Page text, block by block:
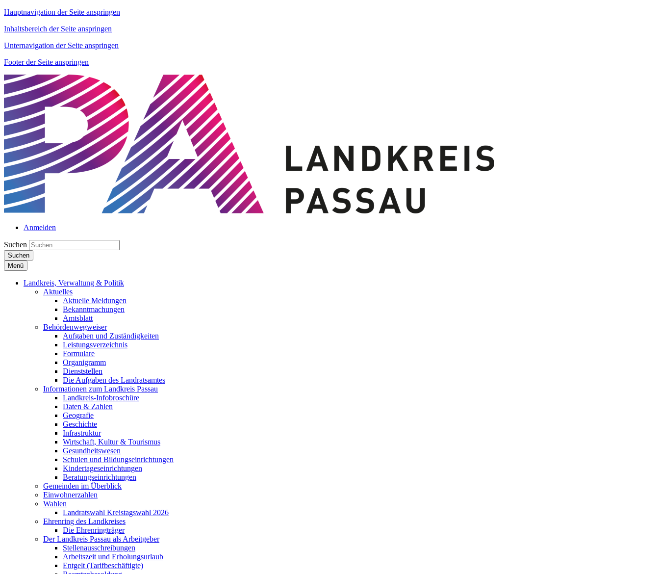
Hauptnavigation der Seite anspringen
Inhaltsbereich der Seite anspringen
Unternavigation der Seite anspringen
Footer der Seite anspringen
Anmelden
Suchen
Suchen
Menü
Landkreis, Verwaltung & Politik
Aktuelles
Aktuelle Meldungen
Bekanntmachungen
Amtsblatt
Behördenwegweiser
Aufgaben und Zuständigkeiten
Leistungsverzeichnis
Formulare
Organigramm
Dienststellen
Die Aufgaben des Landratsamtes
Informationen zum Landkreis Passau
Landkreis-Infobroschüre
Daten & Zahlen
Geografie
Geschichte
Infrastruktur
Wirtschaft, Kultur & Tourismus
Gesundheitswesen
Schulen und Bildungseinrichtungen
Kindertageseinrichtungen
Beratungseinrichtungen
Gemeinden im Überblick
Einwohnerzahlen
Wahlen
Landratswahl Kreistagswahl 2026
Ehrenring des Landkreises
Die Ehrenringträger
Der Landkreis Passau als Arbeitgeber
Stellenausschreibungen
Arbeitszeit und Erholungsurlaub
Entgelt (Tarifbeschäftigte)